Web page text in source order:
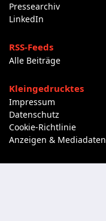
Pressearchiv
LinkedIn
RSS-Feeds
Alle Beiträge
Kleingedrucktes
Impressum
Datenschutz
Cookie-Richtlinie
Anzeigen & Mediadaten